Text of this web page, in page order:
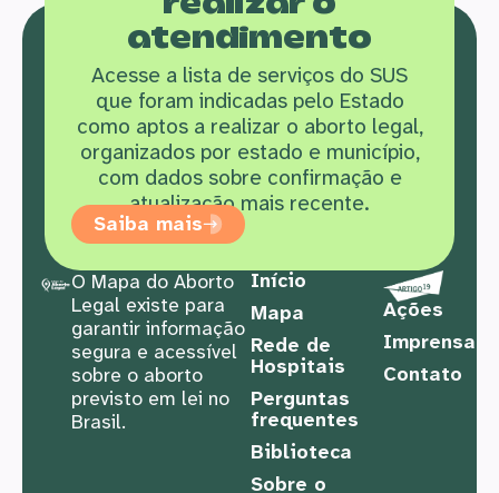
atendimento
Acesse a lista de serviços do SUS
que foram indicadas pelo Estado
como aptos a realizar o aborto legal,
organizados por estado e município,
com dados sobre confirmação e
atualização mais recente.
Saiba mais
O Mapa do Aborto
Legal existe para
garantir informação
segura e acessível
sobre o aborto
previsto em lei no
Brasil.
Início
Mapa
Rede de
Hospitais
Perguntas
frequentes
Biblioteca
Sobre o
Ações
Imprensa
Contato